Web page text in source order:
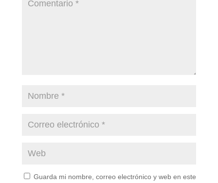
Guarda mi nombre, correo electrónico y web en este